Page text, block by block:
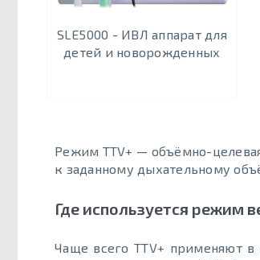
SLE5000 - ИВЛ аппарат для
детей и новорожденных
Режим TTV+ — объёмно-
к заданному дыхательному
Где используется режим
Чаще всего TTV+ применяют